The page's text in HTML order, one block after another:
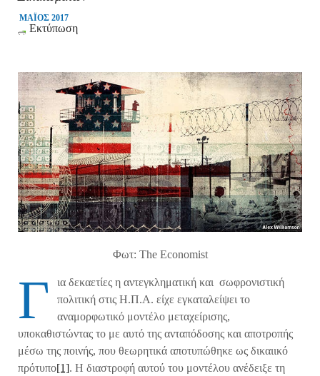
ΜΑΪΟΣ 2017
Εκτύπωση
Φωτ: The Economist
Γ
ια δεκαετίες η αντεγκληματική και σωφρονιστική
πολιτική στις Η.Π.Α. είχε εγκαταλείψει το
αναμορφωτικό μοντέλο μεταχείρισης,
υποκαθιστώντας το με αυτό της ανταπόδοσης και αποτροπής
μέσω της ποινής, που θεωρητικά αποτυπώθηκε ως δικαιικό
πρότυπο[1]. Η διαστροφή αυτού του μοντέλου ανέδειξε τη